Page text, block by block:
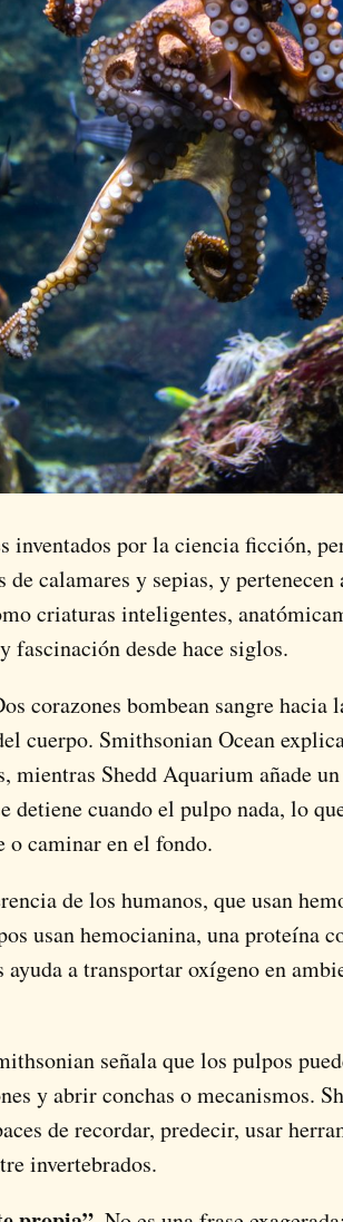
inventados por la ciencia ficción,
calamares y sepias, y
criaturas inteligentes,
desde hace siglos.
corazones bombean sangre
cuerpo. Smithsonian Ocean
mientras Shedd Aquarium añade
detiene cuando el pulpo nada, lo
o caminar en el fondo.
de los humanos, que usan
usan hemocianina, una proteína
ayuda a transportar oxígeno en
señala que los pulpos
y abrir conchas o mecanismos.
de recordar, predecir, usar
invertebrados.